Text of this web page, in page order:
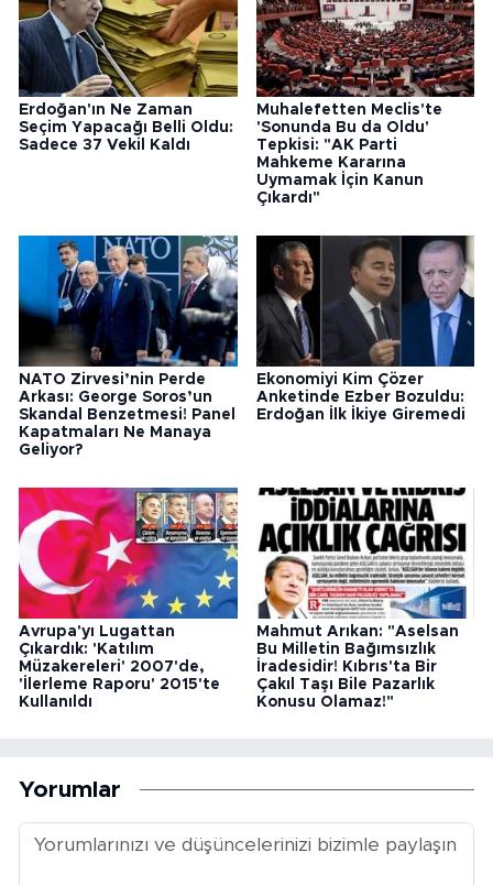
Erdoğan'ın Ne Zaman
Seçim Yapacağı Belli Oldu:
Sadece 37 Vekil Kaldı
Muhalefetten Meclis'te
'Sonunda Bu da Oldu'
Tepkisi: "AK Parti
Mahkeme Kararına
Uymamak İçin Kanun
Çıkardı"
NATO Zirvesi’nin Perde
Arkası: George Soros’un
Skandal Benzetmesi! Panel
Kapatmaları Ne Manaya
Geliyor?
Ekonomiyi Kim Çözer
Anketinde Ezber Bozuldu:
Erdoğan İlk İkiye Giremedi
Avrupa'yı Lugattan
Çıkardık: 'Katılım
Müzakereleri' 2007'de,
'İlerleme Raporu' 2015'te
Kullanıldı
Mahmut Arıkan: "Aselsan
Bu Milletin Bağımsızlık
İradesidir! Kıbrıs'ta Bir
Çakıl Taşı Bile Pazarlık
Konusu Olamaz!"
Yorumlar